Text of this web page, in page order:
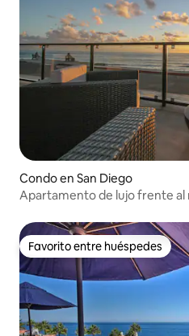
Condo en San Diego
Apartamento de lujo frente al
Favorito entre huéspedes
Favorito entre huéspedes